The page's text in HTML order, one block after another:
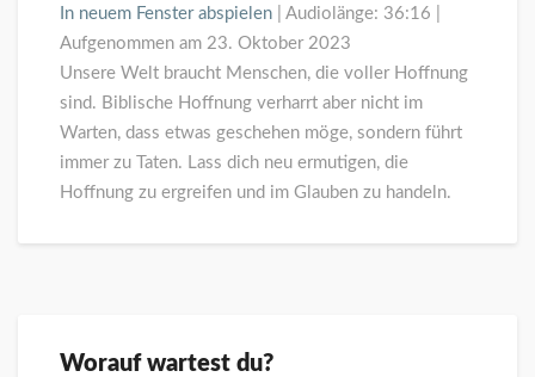
In neuem Fenster abspielen Audiolänge: 36:16
Aufgenommen am 23. Oktober 2023
Unsere Welt braucht Menschen, die voller Hoffnung
sind. Biblische Hoffnung verharrt aber nicht im
Warten, dass etwas geschehen möge, sondern führt
immer zu Taten. Lass dich neu ermutigen, die
Hoffnung zu ergreifen und im Glauben zu handeln.
Worauf
Worauf wartest du?